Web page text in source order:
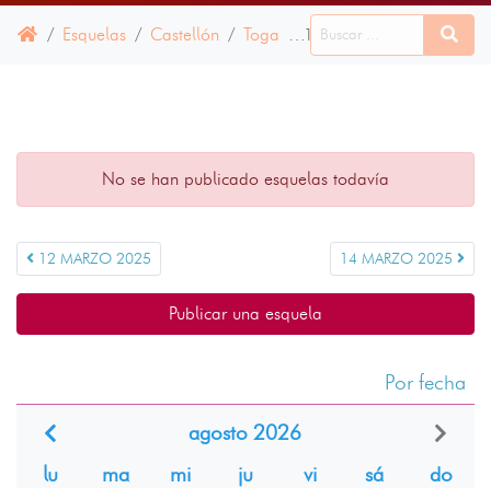
Esquelas Castellón Toga 13 MARZO 2025
No se han publicado esquelas todavía
12 MARZO 2025 14 MARZO 2025
Publicar una esquela
Por fecha
agosto 2026
lu
ma mi ju vi sá
do